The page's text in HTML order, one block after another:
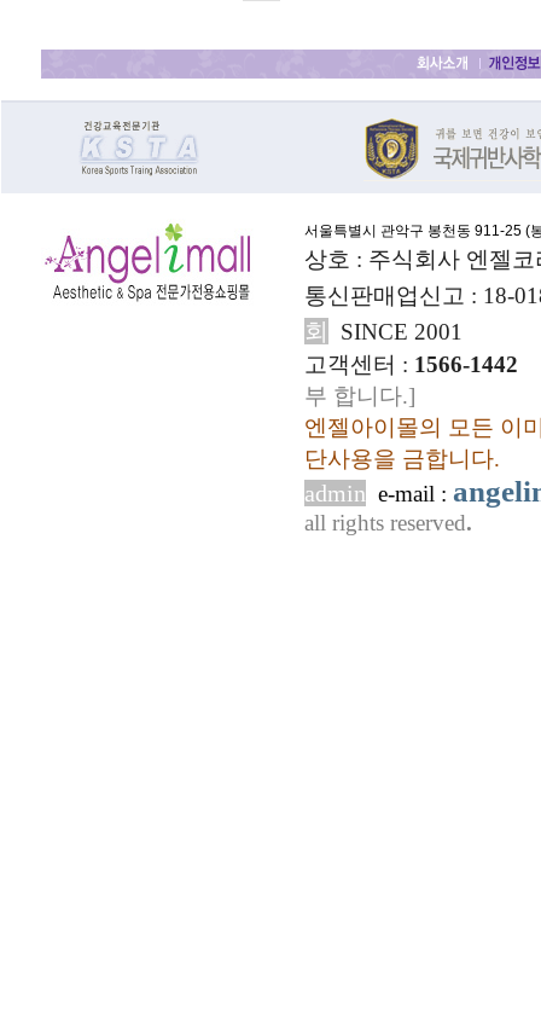
서울특별시 관악구 봉천동 911-25 (
상호 : 주식회사 엔젤
통신판매업신고 : 18-
회
SINCE 2001
고객센터 : 1566-1442
부 합니다.]
엔젤아이몰의 모든 이
단사용을 금합니다.
admin e-mail :
all rights reserved.